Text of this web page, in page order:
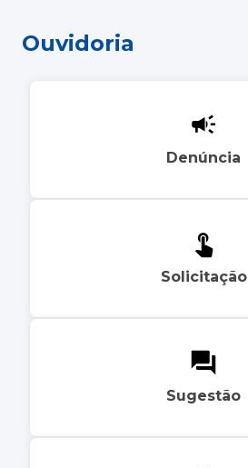
Ouvidoria
Denúncia
Solicitação
Sugestão